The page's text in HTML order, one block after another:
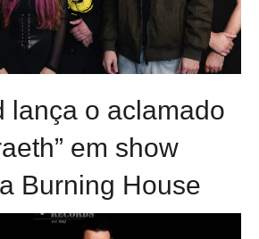
lança o aclamado
em show
Burning House